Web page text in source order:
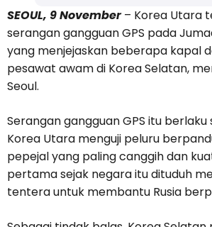
SEOUL, 9 November– Korea Utara
serangan gangguan GPS pada
yang menjejaskan beberapa kapal
pesawat awam di Korea Selatan,
Seoul.
Serangan gangguan GPS itu
Korea Utara menguji peluru
pepejal yang paling canggih dan
pertama sejak negara itu dituduh
tentera untuk membantu Rusia